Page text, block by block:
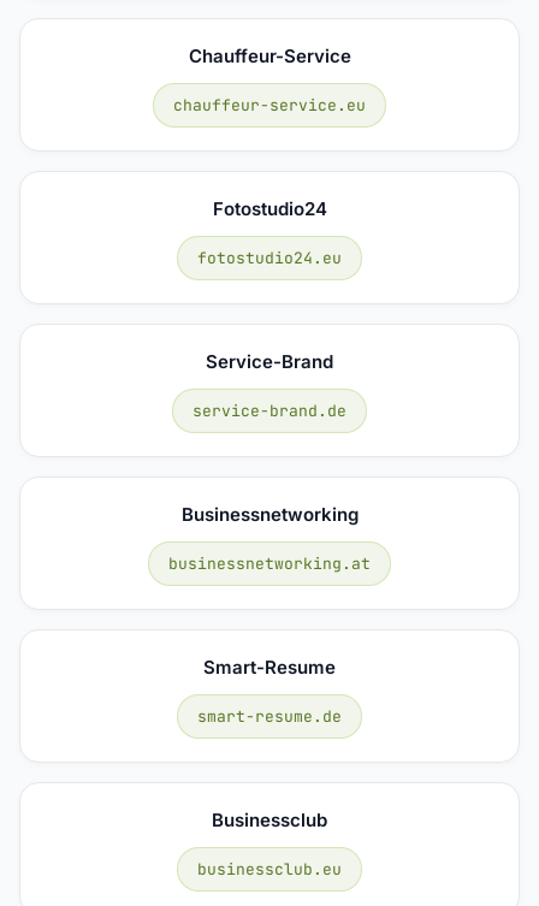
Chauffeur-Service
chauffeur-service.eu
Fotostudio24
fotostudio24.eu
Service-Brand
service-brand.de
Businessnetworking
businessnetworking.at
Smart-Resume
smart-resume.de
Businessclub
businessclub.eu